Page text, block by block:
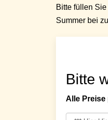
Bitte füllen
Summer bei
Bitte
Alle Preise